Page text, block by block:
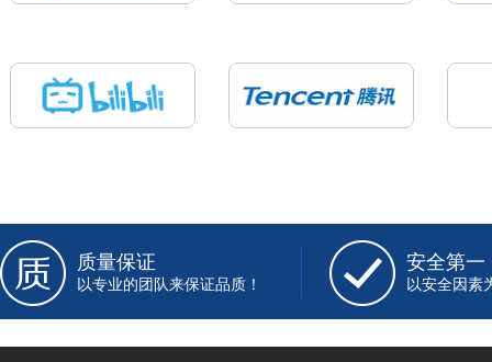
质量保证
以专业的团队来保证品质！
安全第一
以安全因素